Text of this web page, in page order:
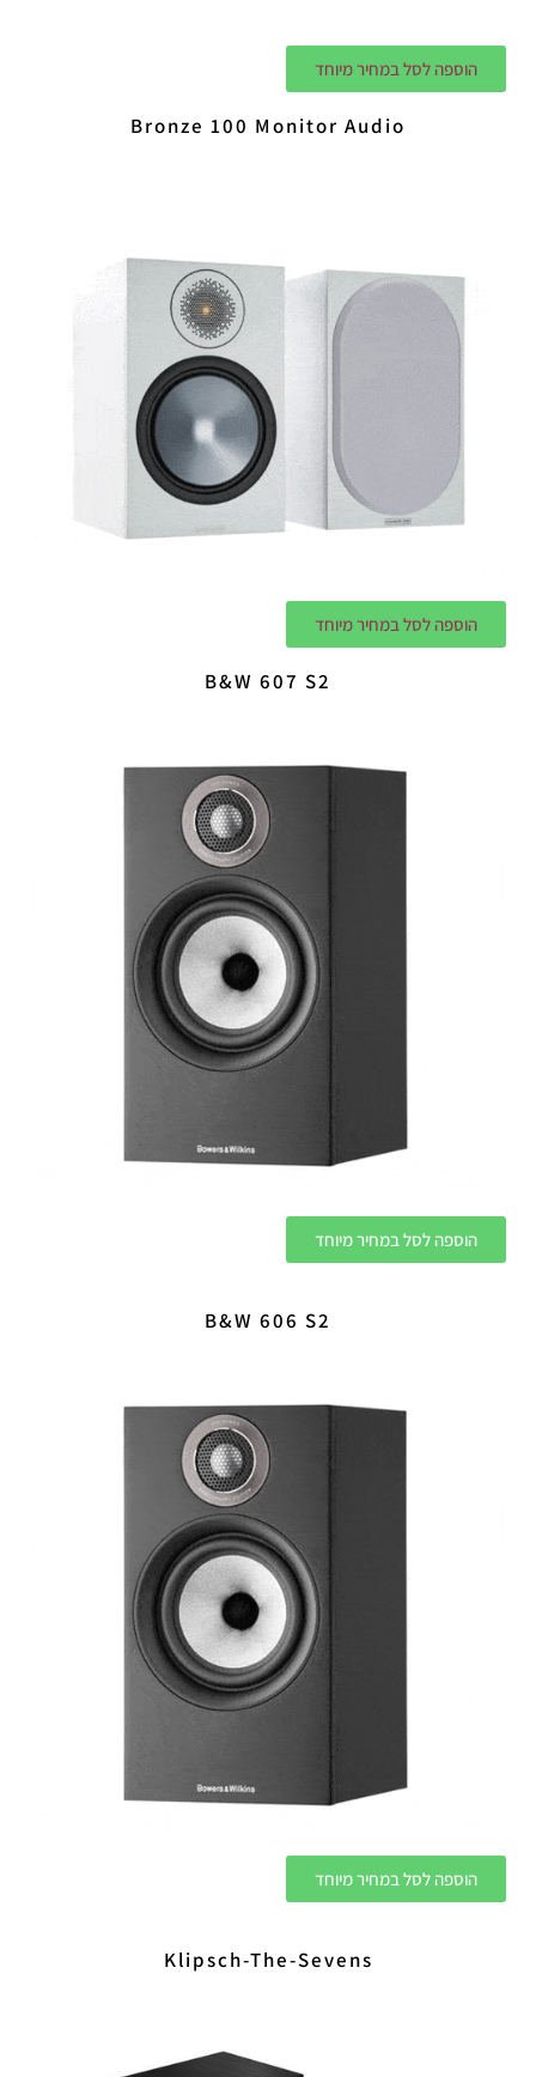
הוספה לסל במחיר מיוחד
Bronze 100 Monitor Audio
הוספה לסל במחיר מיוחד
B&W 607 S2
הוספה לסל במחיר מיוחד
B&W 606 S2
הוספה לסל במחיר מיוחד
Klipsch-The-Sevens